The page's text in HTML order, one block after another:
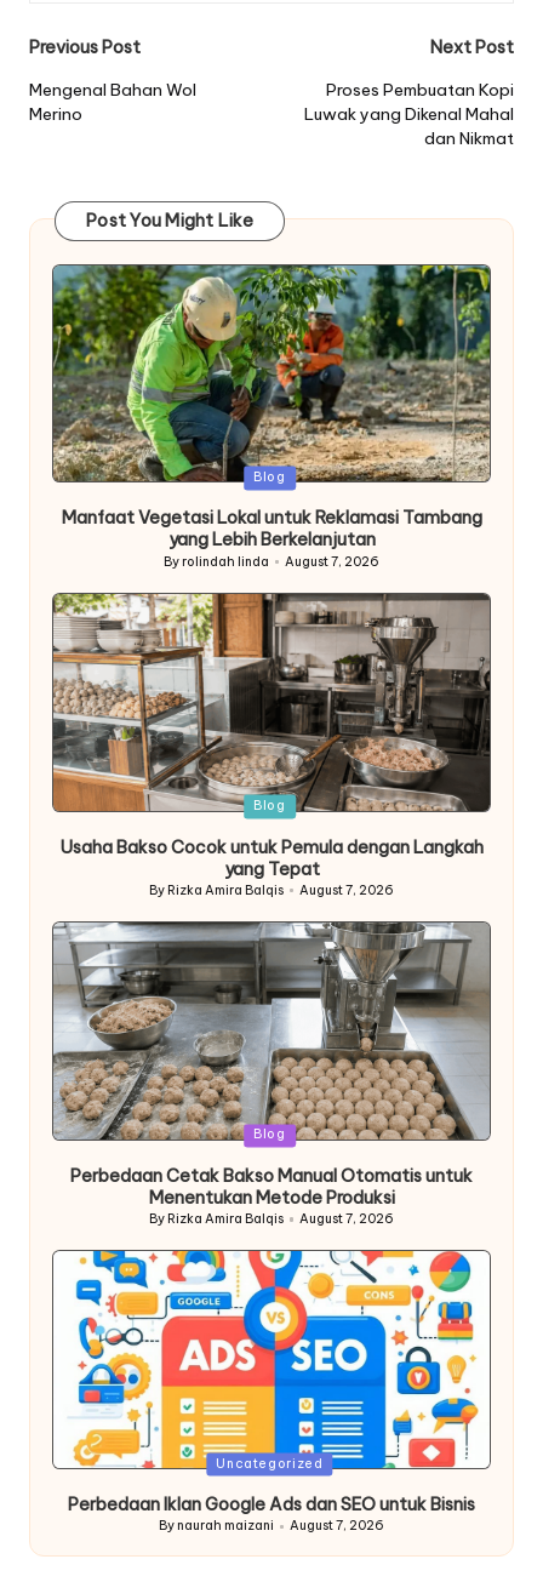
Post
navigation
Previous Post
Mengenal Bahan Wol
Merino
Next Post
Proses Pembuatan Kopi
Luwak yang Dikenal Mahal
dan Nikmat
Post You Might Like
Posted
Blog
Manfaat Vegetasi Lokal untuk Reklamasi Tambang
yang Lebih Berkelanjutan
Posted
By rolindah linda August 7, 2026
Posted
Blog
Usaha Bakso Cocok untuk Pemula dengan Langkah
yang Tepat
Posted
By Rizka Amira Balqis August 7, 2026
Posted
Blog
Perbedaan Cetak Bakso Manual Otomatis untuk
Menentukan Metode Produksi
Posted
By Rizka Amira Balqis August 7, 2026
Posted
Uncategorized
Perbedaan Iklan Google Ads dan SEO untuk Bisnis
Posted
By naurah maizani August 7, 2026